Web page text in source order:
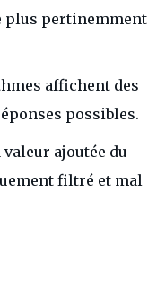
plus pertinemment
affichent des
possibles.
ajoutée du
filtré et mal